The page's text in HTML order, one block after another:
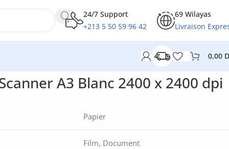
24/7 Support
+213 5 50 59 96 42
69 Wilayas
Livraison
0,00
A3 Blanc 2400 x 2400 dpi
Papier
Film, Document